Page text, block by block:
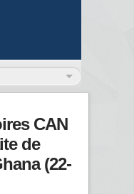
CAN
de
(22-